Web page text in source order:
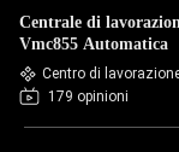
Centrale di
Vmc855 Automatica
Centro di
179 opinioni